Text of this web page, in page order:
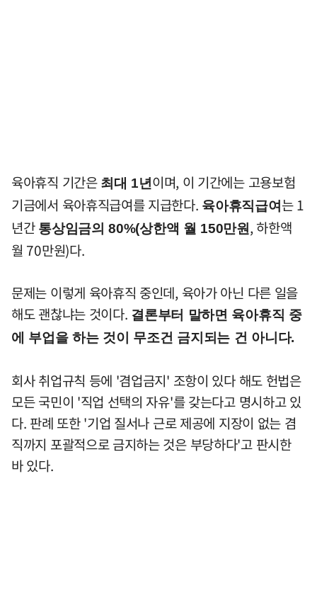
육아휴직 기간은 최대 1년 이며, 이 기간에는 고용보험
기금에서 육아휴직급여를 지급한다. 육아휴직급여 는 1
년간 통상임금의 80%(상한액 월 150만원 , 하한액
월 70만원)다.
문제는 이렇게 육아휴직 중인데, 육아가 아닌 다른 일을
해도 괜찮냐는 것이다. 결론부터 말하면 육아휴직 중
에 부업을 하는 것이 무조건 금지되는 건 아니다.
회사 취업규칙 등에 '겸업금지' 조항이 있다 해도 헌법은
모든 국민이 '직업 선택의 자유'를 갖는다고 명시하고 있
다. 판례 또한 '기업 질서나 근로 제공에 지장이 없는 겸
직까지 포괄적으로 금지하는 것은 부당하다'고 판시한
바 있다.